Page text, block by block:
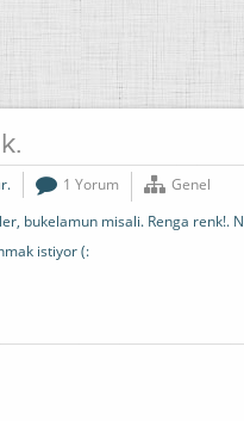
1 Yorum
Genel
bukelamun misali. Renga renk!.
istiyor (: